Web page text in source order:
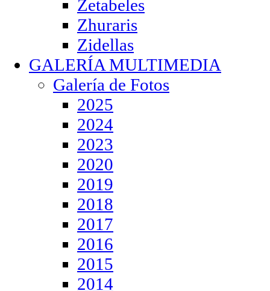
Zetabeles
Zhuraris
Zidellas
GALERÍA MULTIMEDIA
Galería de Fotos
2025
2024
2023
2020
2019
2018
2017
2016
2015
2014